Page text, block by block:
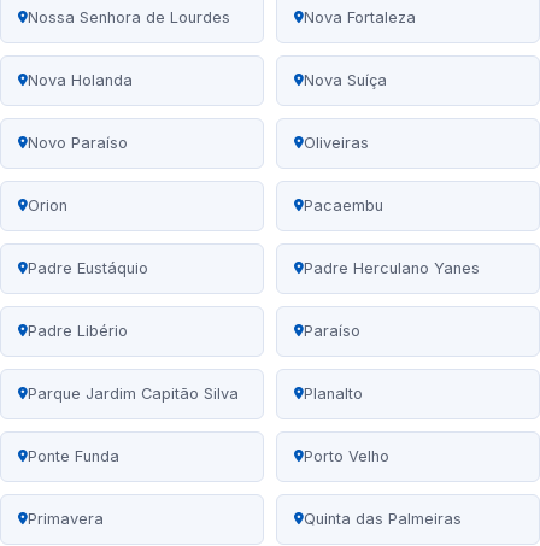
Nossa Senhora de Lourdes Nova Fortaleza
Nova Holanda Nova Suíça
Novo Paraíso Oliveiras
Orion Pacaembu
Padre Eustáquio Padre Herculano Yanes
Padre Libério Paraíso
Parque Jardim Capitão Silva Planalto
Ponte Funda Porto Velho
Primavera Quinta das Palmeiras